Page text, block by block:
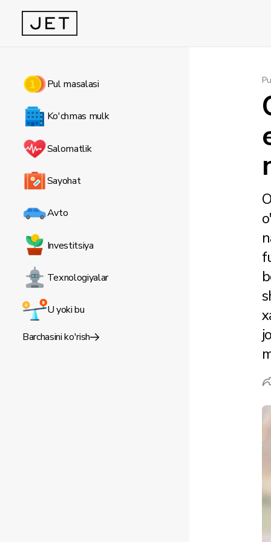
Pul masalasi
Ko'chmas mulk
Salomatlik
Sayohat
Avto
Investitsiya
Texnologiyalar
U yoki bu
Barchasini ko'rish